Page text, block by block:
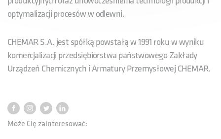
optymalizacji procesów w odlewni.
CHEMAR S.A. jest spółką powstałą w 1991 roku w wyniku
komercjalizacji przedsiębiorstwa państwowego Zakłady
Urządzeń Chemicznych i Armatury Przemysłowej CHEMAR.
Może Cię zainteresować: